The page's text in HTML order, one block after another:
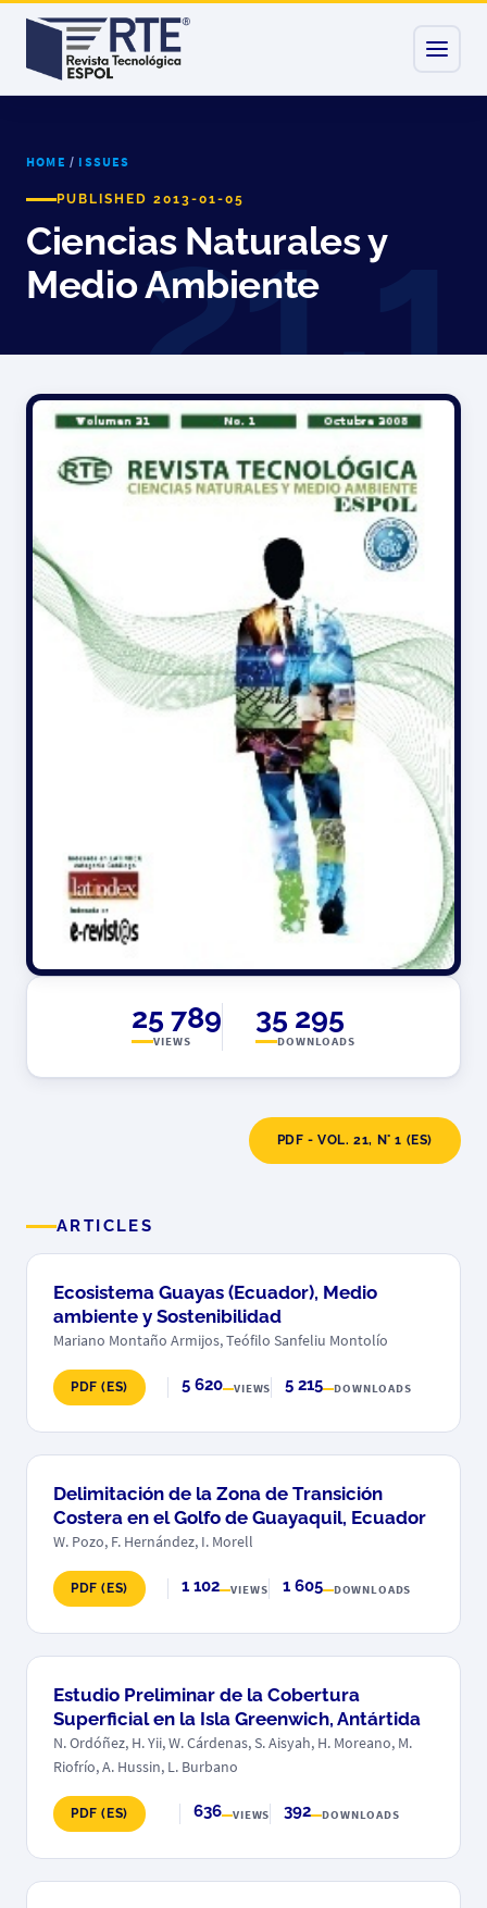
HOME / ISSUES
PUBLISHED 2013-01-05
Ciencias Naturales y
Medio Ambiente
25 789
VIEWS
35 295
DOWNLOADS
PDF - VOL. 21, N° 1 (ES)
ARTICLES
Ecosistema Guayas (Ecuador), Medio
ambiente y Sostenibilidad
Mariano Montaño Armijos, Teófilo Sanfeliu Montolío
PDF (ES) 5 620 VIEWS 5 215 DOWNLOADS
Delimitación de la Zona de Transición
Costera en el Golfo de Guayaquil, Ecuador
W. Pozo, F. Hernández, I. Morell
PDF (ES) 1 102 VIEWS 1 605 DOWNLOADS
Estudio Preliminar de la Cobertura
Superficial en la Isla Greenwich, Antártida
N. Ordóñez, H. Yii, W. Cárdenas, S. Aisyah, H. Moreano, M.
Riofrío, A. Hussin, L. Burbano
PDF (ES) 636 VIEWS 392 DOWNLOADS